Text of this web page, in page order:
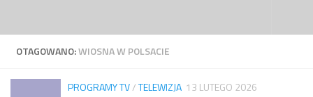
OTAGOWANO:WIOSNA W POLSACIE
PROGRAMY TV/TELEWIZJA 13 LUTEGO 2026